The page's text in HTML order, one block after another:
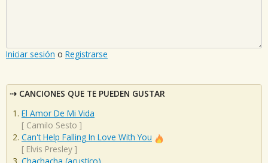
Iniciar sesión o Registrarse
CANCIONES QUE TE PUEDEN GUSTAR
El Amor De Mi Vida
[ Camilo Sesto ]
Can't Help Falling In Love With You
[ Elvis Presley ]